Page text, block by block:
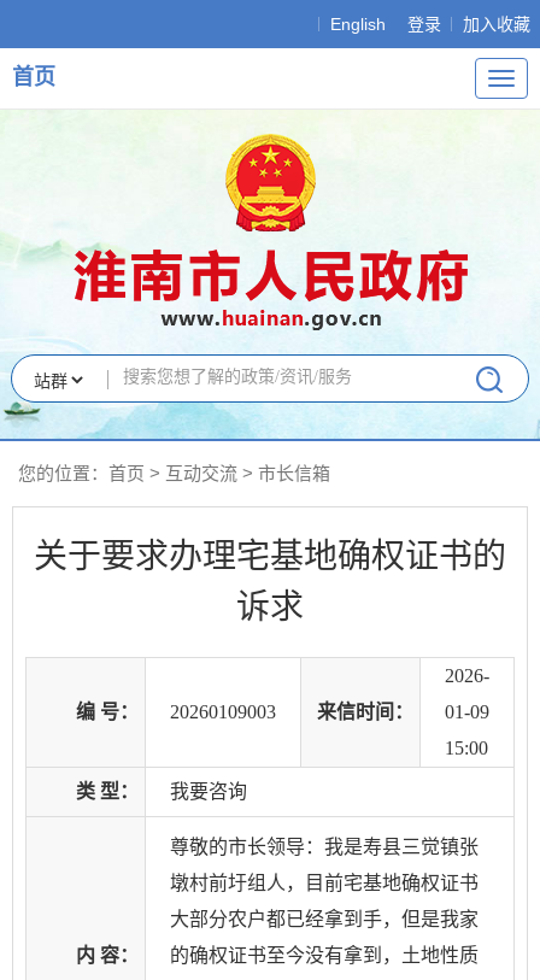
English 登录 加入收藏
导
航
首页
您的位置： 首页 > 互动交流 > 市长信箱
关于要求办理宅基地确权证书的
诉求
编 号： 20260109003 来信时间：
2026-
01-09
15:00
类 型： 我要咨询
内 容：
尊敬的市长领导：我是寿县三觉镇张
墩村前圩组人，目前宅基地确权证书
大部分农户都已经拿到手，但是我家
的确权证书至今没有拿到，土地性质